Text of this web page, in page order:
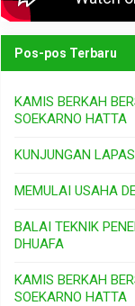
Pos-pos Terbaru
KAMIS BERKAH
SOEKARNO HATTA
KUNJUNGAN
MEMULAI USAHA
BALAI TEKNIK
DHUAFA
KAMIS BERKAH
SOEKARNO HATTA